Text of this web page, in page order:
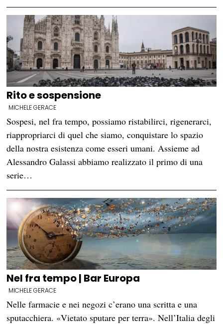
Rito e sospensione
MICHELE GERACE
Sospesi, nel fra tempo, possiamo ristabilirci, rigenerarci,
riappropriarci di quel che siamo, conquistare lo spazio
della nostra esistenza come esseri umani. Assieme ad
Alessandro Galassi abbiamo realizzato il primo di una
serie…
Nel fra tempo | Bar Europa
MICHELE GERACE
Nelle farmacie e nei negozi c’erano una scritta e una
sputacchiera. «Vietato sputare per terra». Nell’Italia degli